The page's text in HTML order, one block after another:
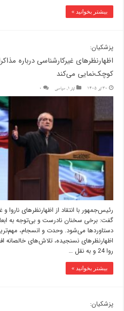
بیشتر بخوانید »
پزشکیان:
اظهارنظرهای غیرکارشناسی درباره
کوچک‌نمایی می‌کند
30 تیر 1405 تیتر1 ,سیاسی 0
رئیس‌جمهور با انتقاد از اظهارنظرهای ناروا
گفت: برخی سخنان نادرست و بی‌توجه به
دستاوردها می‌شود. وحدت و انسجام،
اظهارنظرهای نسنجیده، تلاش‌های خالصانه
روا 24 و به نقل …
بیشتر بخوانید »
پزشکیان: